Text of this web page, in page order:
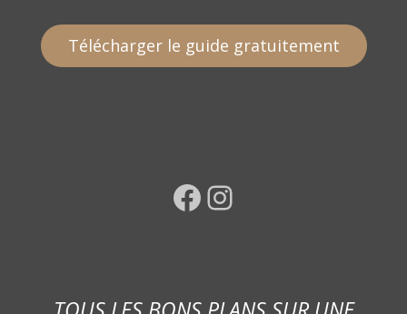
Télécharger le guide gratuitement
Facebook Instagram